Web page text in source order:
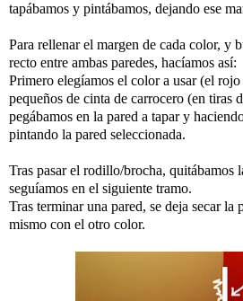
tapábamos y pintábamos, dejando ese
Para rellenar el margen de cada color, y
recto entre ambas paredes, hacíamos así:
Primero elegíamos el color a usar (el
pequeños de cinta de carrocero (en tiras
pegábamos en la pared a tapar y
pintando la pared seleccionada.
Tras pasar el rodillo/brocha, quitábamos
seguíamos en el siguiente tramo.
Tras terminar una pared, se deja secar la
mismo con el otro color.